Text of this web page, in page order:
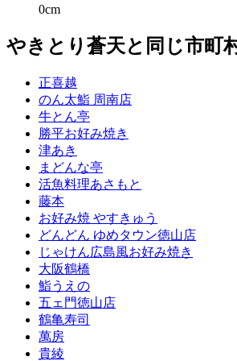
0cm
やきとり蒼天と同じ市町
正喜越
のん太鮨 周南店
牛とん亭
勝平お好み焼き
津あき
まどんな亭
活魚料理あさもと
藤本
お好み焼 やすきゅう
どんどん ゆめタウン徳山店
じゃけん広島風お好み焼き
大阪鶴橋
鮨うえの
五ェ門徳山店
鶴亀寿司
萬房
貴綾